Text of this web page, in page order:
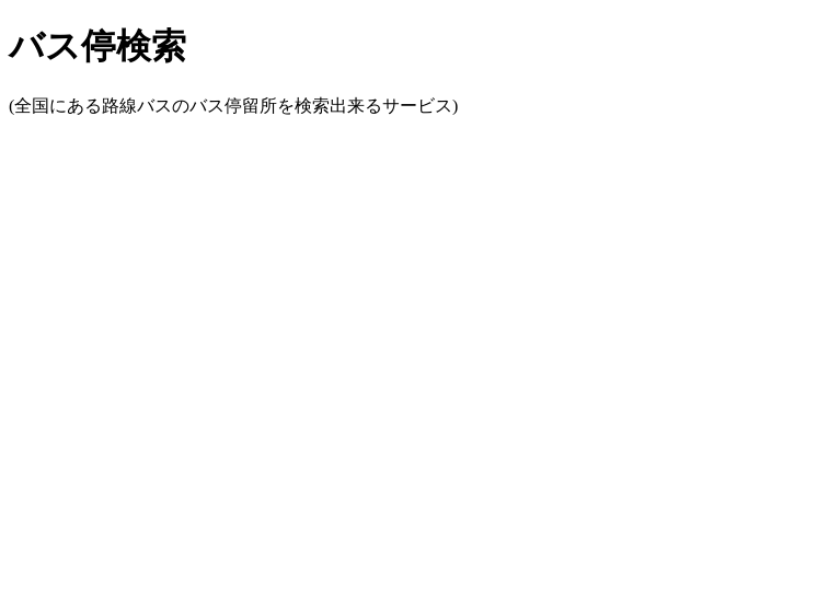
バス停検索
(全国にある路線バスのバス停留所を検索出来るサービス)